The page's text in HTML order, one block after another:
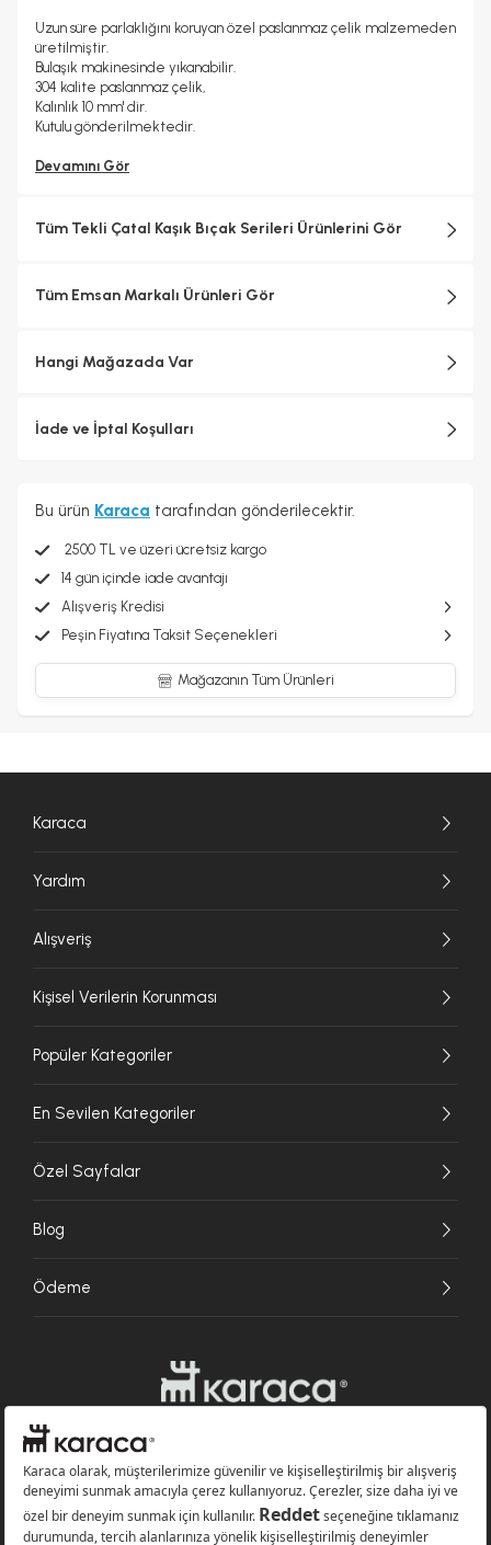
Uzun süre parlaklığını koruyan özel paslanmaz çelik malzemeden
üretilmiştir.
Bulaşık makinesinde yıkanabilir.
304 kalite paslanmaz çelik,
Kalınlık 10 mm' dir.
Kutulu gönderilmektedir.
Devamını Gör
Tüm Tekli Çatal Kaşık Bıçak Serileri Ürünlerini Gör
Tüm Emsan Markalı Ürünleri Gör
Hangi Mağazada Var
İade ve İptal Koşulları
Bu ürün Karaca tarafından gönderilecektir.
2500 TL ve üzeri ücretsiz kargo
14 gün içinde iade avantajı
Alışveriş Kredisi
Peşin Fiyatına Taksit Seçenekleri
Mağazanın Tüm Ürünleri
Karaca
Yardım
Alışveriş
Kişisel Verilerin Korunması
Popüler Kategoriler
En Sevilen Kategoriler
Özel Sayfalar
Blog
Ödeme